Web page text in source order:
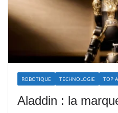
ROBOTIQUE TECHNOLOGIE TOP
Aladdin : la